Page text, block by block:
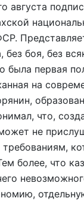
августа
без боя, без
была первая
на
что,
не
требованиям,
более, что